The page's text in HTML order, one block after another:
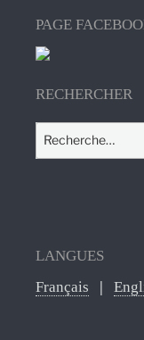
PAGE
RECHERCHER
Recherche
pour
LANGUES
Français